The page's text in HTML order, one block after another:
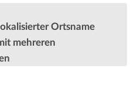
Ortsname
mehreren